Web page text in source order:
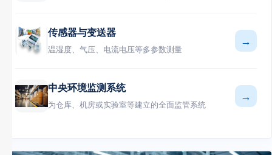
传感器与变送器
温湿度、气压、电流电压等多参数测量
→
中央环境监测系统
为仓库、机房或实验室等建立的全面监管系统
→